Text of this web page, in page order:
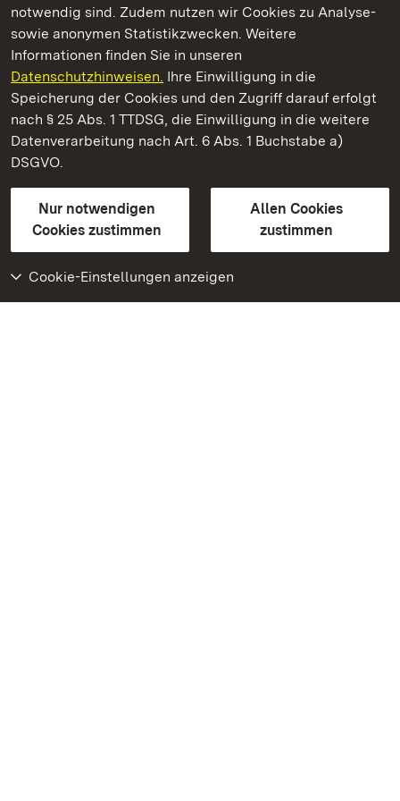
notwendig sind. Zudem nutzen wir Cookies zu Analyse-
sowie anonymen Statistikzwecken. Weitere
Informationen finden Sie in unseren
Datenschutzhinweisen. Ihre Einwilligung in die
Speicherung der Cookies und den Zugriff darauf erfolgt
nach § 25 Abs. 1 TTDSG, die Einwilligung in die weitere
Datenverarbeitung nach Art. 6 Abs. 1 Buchstabe a)
DSGVO.
Nur notwendigen
Cookies zustimmen
Allen Cookies
zustimmen
Cookie-Einstellungen anzeigen
Barockschloss Mannheim
Staatliche Schlösser und Gärten Baden-Württemberg
Kontakt
GebärdenspracheLeichte Sprache
Erklärung zur Barrierefreiheit
BITV-konform (geprüfte Seiten)
Weiteres